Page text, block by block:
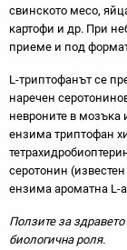
свинското месо,
картофи и др. При
приеме и под
L-триптофанът се
наречен
невроните в мозъка
ензима триптофан
серотонин
ензима ароматна L-
Ползите за
биологична роля.